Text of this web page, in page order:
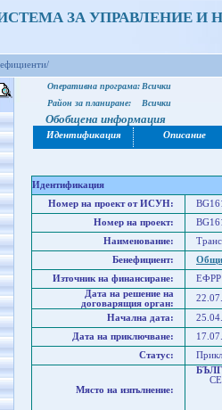
ЗА УПРАВЛЕНИЕ И
Оперативна програма: Всички
Район за планиране:
Всички
Обобщена информация
Идентификация Описание
Идентификация
Номер на проект от ИСУН:
Номер на проект:
Наименование:
Бенефициент:
Източник на финансиране:
Дата на решение на
договарящия орган:
Начална дата:
Дата на приключване:
Статус:
Място на изпълнение: